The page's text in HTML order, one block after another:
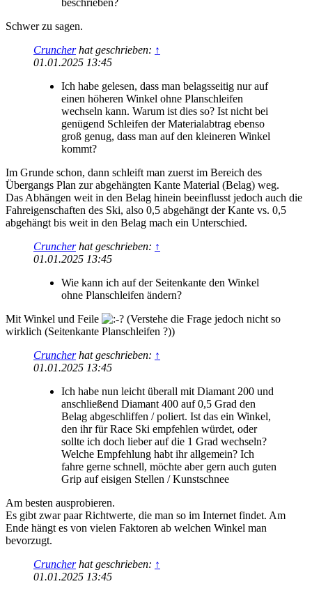
Schwer zu sagen.
Cruncherhat geschrieben: ↑
01.01.2025 13:45
Ich habe gelesen, dass man belagsseitig nur auf
einen höheren Winkel ohne Planschleifen
wechseln kann. Warum ist dies so? Ist nicht bei
genügend Schleifen der Materialabtrag ebenso
groß genug, dass man auf den kleineren Winkel
kommt?
Im Grunde schon, dann schleift man zuerst im Bereich des
Übergangs Plan zur abgehängten Kante Material (Belag) weg.
Das Abhängen weit in den Belag hinein beeinflusst jedoch auch die
Fahreigenschaften des Ski, also 0,5 abgehängt der Kante vs. 0,5
abgehängt bis weit in den Belag mach ein Unterschied.
Cruncherhat geschrieben: ↑
01.01.2025 13:45
Wie kann ich auf der Seitenkante den Winkel
ohne Planschleifen ändern?
Mit Winkel und Feile
(Verstehe die Frage jedoch nicht so
wirklich (Seitenkante Planschleifen ?))
Cruncherhat geschrieben: ↑
01.01.2025 13:45
Ich habe nun leicht überall mit Diamant 200 und
anschließend Diamant 400 auf 0,5 Grad den
Belag abgeschliffen / poliert. Ist das ein Winkel,
den ihr für Race Ski empfehlen würdet, oder
sollte ich doch lieber auf die 1 Grad wechseln?
Welche Empfehlung habt ihr allgemein? Ich
fahre gerne schnell, möchte aber gern auch guten
Grip auf eisigen Stellen / Kunstschnee
Am besten ausprobieren.
Es gibt zwar paar Richtwerte, die man so im Internet findet. Am
Ende hängt es von vielen Faktoren ab welchen Winkel man
bevorzugt.
Cruncherhat geschrieben: ↑
01.01.2025 13:45